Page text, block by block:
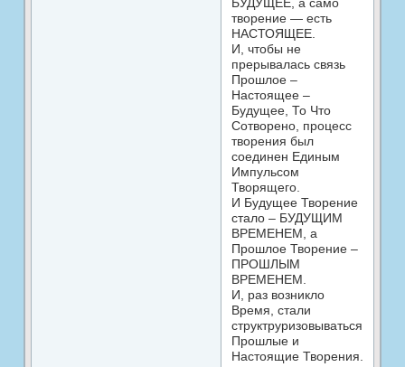
творение — есть
НАСТОЯЩЕЕ.
И, чтобы не
прерывалась связь
Прошлое –
Настоящее –
Будущее, То Что
Сотворено, процесс
творения был
соединен Единым
Импульсом
Творящего.
И Будущее Творение
стало – БУДУЩИМ
ВРЕМЕНЕМ, а
Прошлое Творение –
ПРОШЛЫМ
ВРЕМЕНЕМ.
И, раз возникло
Время, стали
структруризовываться
Прошлые и
Настоящие Творения.